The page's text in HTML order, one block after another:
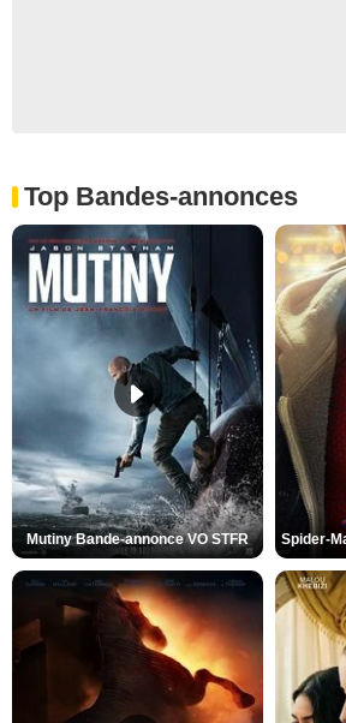
Top Bandes-annonces
Mutiny Bande-annonce VO STFR